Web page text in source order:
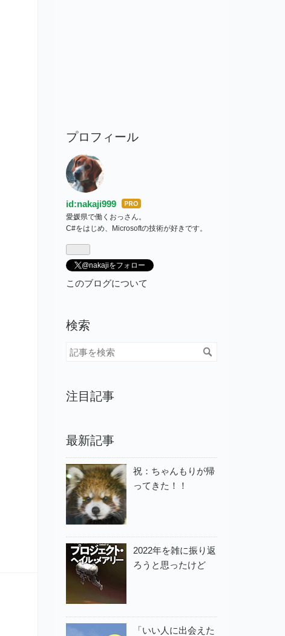
プロフィール
id:nakaji999 はて
なブ
愛媛県で働くおっさん。
C#をはじめ、Microsoftの技術が好きです。
@nakajiをフォロー
このブログについて
検索
注目記事
最新記事
祝：ちゃんもりが帰
ってきた！！
2022年を雑に振り返
ろうと思ったけど
「いい人に出会えた